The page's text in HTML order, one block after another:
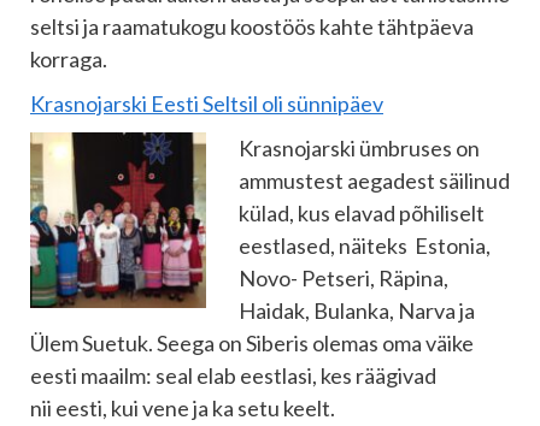
seltsi ja raamatukogu koostöös kahte tähtpäeva
korraga.
Krasnojarski Eesti Seltsil oli sünnipäev
Krasnojarski ümbruses on
ammustest aegadest säilinud
külad, kus elavad põhiliselt
eestlased, näiteks Estonia,
Novo- Petseri, Räpina,
Haidak, Bulanka, Narva ja
Ülem Suetuk. Seega on Siberis olemas oma väike
eesti maailm: seal elab eestlasi, kes räägivad
nii eesti, kui vene ja ka setu keelt.